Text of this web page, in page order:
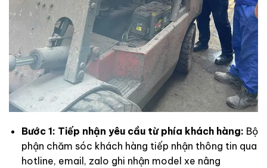
Bước 1: Tiếp nhận yêu cầu từ phía khách hàng: Bộ
phận chăm sóc khách hàng tiếp nhận thông tin qua
hotline, email, zalo ghi nhận model xe nâng